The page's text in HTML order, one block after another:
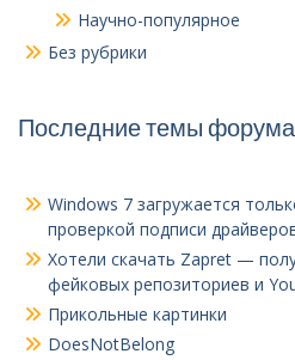
Научно-популярное
Без рубрики
Последние темы форума
Windows 7 загружается
проверкой подписи
Хотели скачать Zapret —
фейковых репозиториев и
Прикольные картинки
DoesNotBelong